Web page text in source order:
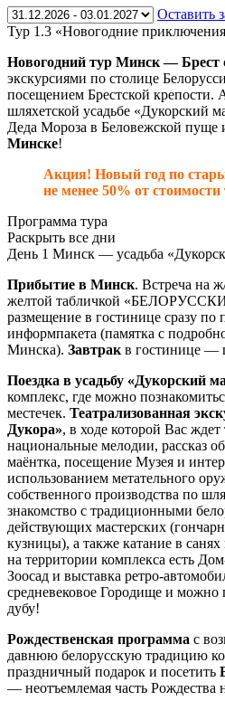
Оставить
Тур 1.3 «Новогодние
Новогодний тур Минск — Брест
экскурсиями по столице
посещением Брестской
шляхетской усадьбе «Дукорский
Деда Мороза в Беловежской пуще
Минске!
Акция! Новый год по
не менее 50% от стоимости
Программа тура
Раскрыть все дни
День 1 Минск — усадьба
Прибытие в Минск. Встреча на
желтой табличкой
размещение в гостинице сразу
информпакета (памятка с
Минска). Завтрак в гостинице —
Поездка в усадьбу «Дукорский
комплекс, где можно
местечек. Театрализованная
Дукора», в ходе которой Вас
национальные мелодии, рассказ
маёнтка, посещение Музея и
использованием метательного
собственного производства по
знакомство с традиционными
действующих мастерских
кузницы), а также катание в
на территории комплекса есть
Зоосад и выставка ретро-
средневековое Городище и можно
дубу!
Рождественская программа с
давнюю белорусскую традицию
праздничный подарок и посетить
— неотъемлемая часть Рождества